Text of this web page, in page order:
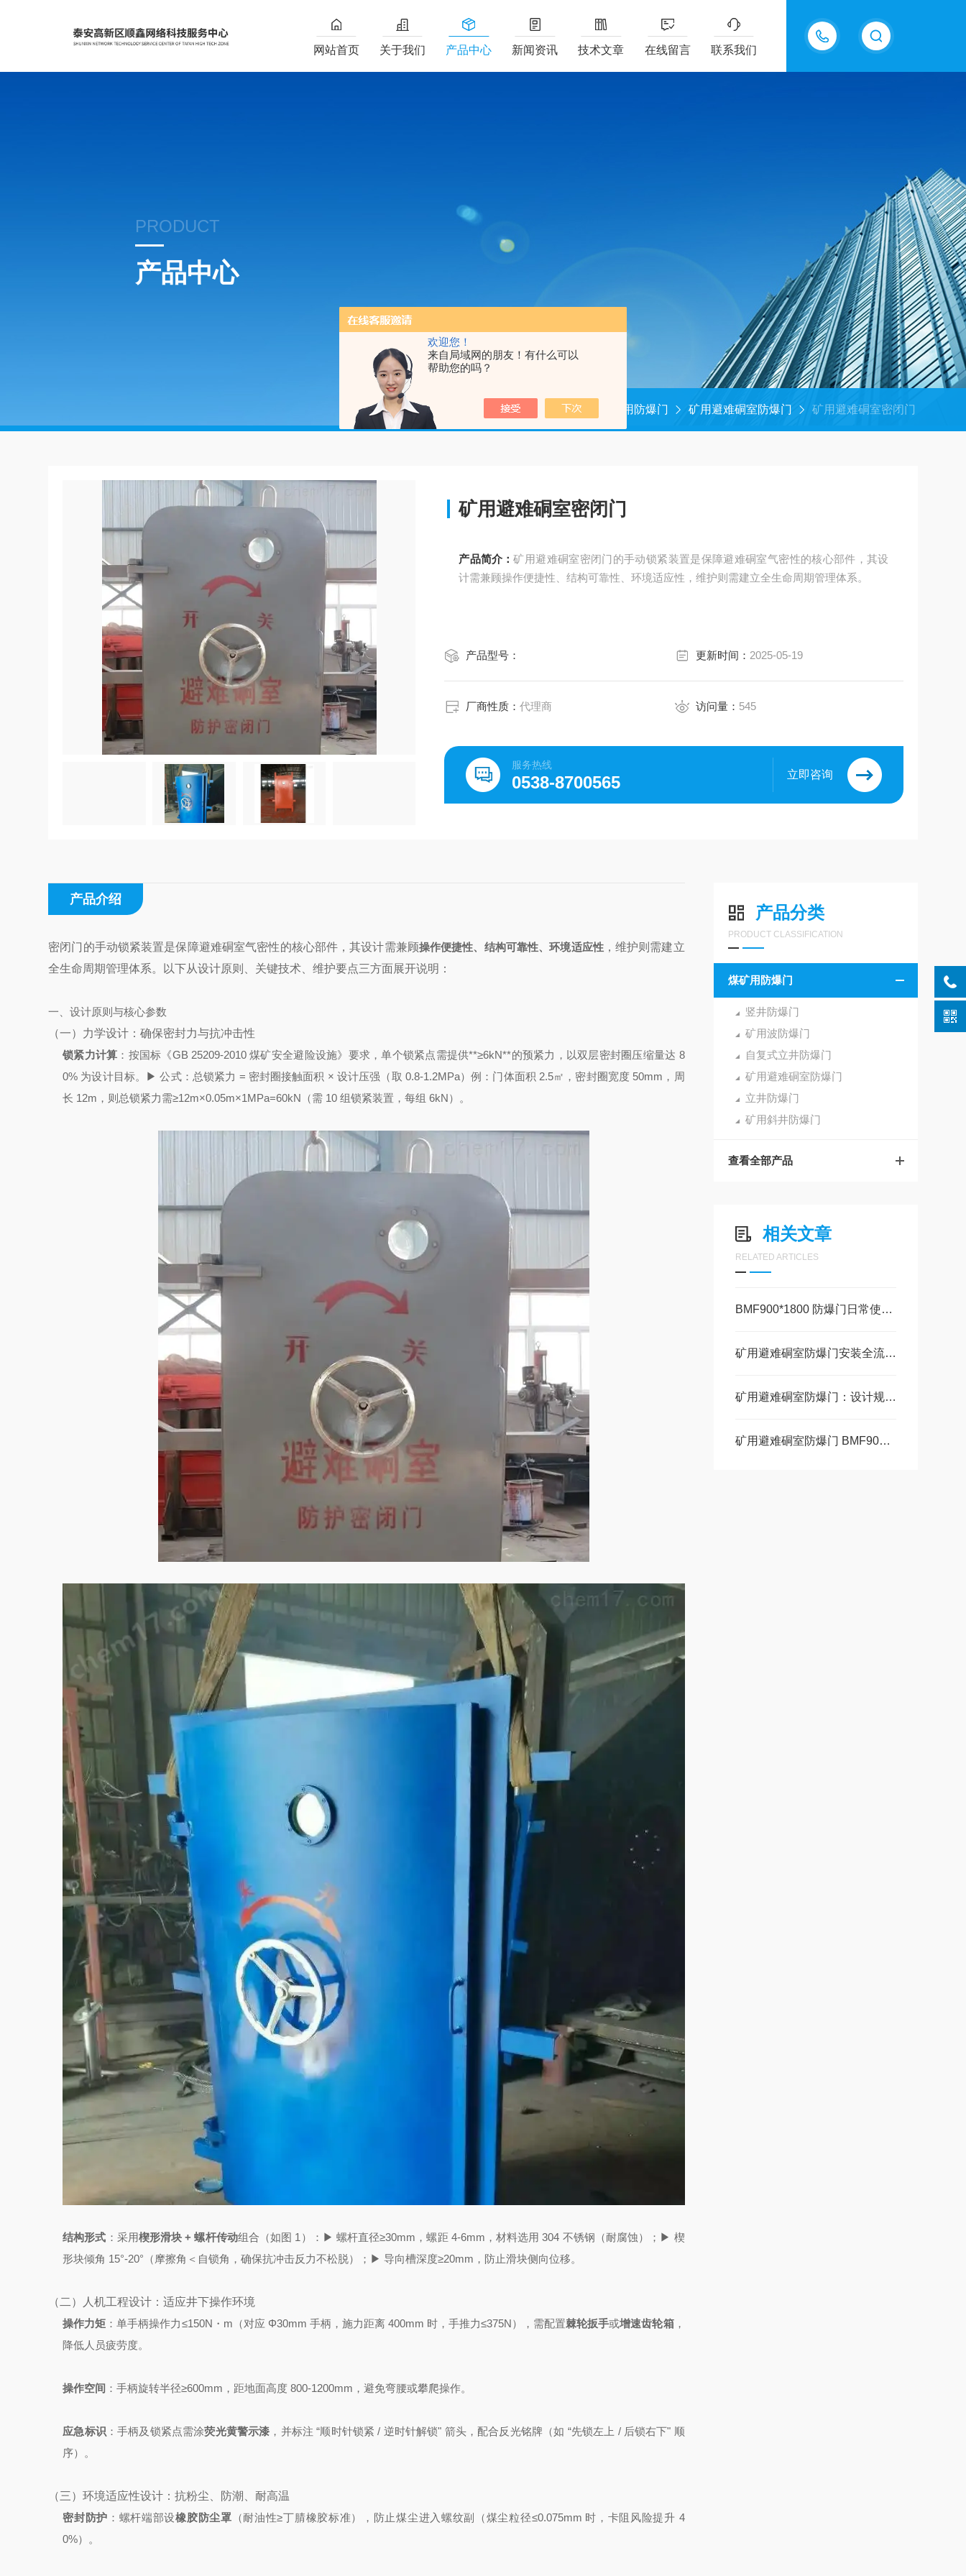
欢迎您！
来自局域网的朋友！有什么可以
帮助您的吗？
18605483306
网站首页 关于我们 产品中心 新闻资讯 技术文章 在线留言 联系我们
PRODUCT
产品中心
首页 产品中心 煤矿用防爆门 矿用避难硐室防爆门 矿用避难硐室密闭门
矿用避难硐室密闭门
产品简介：矿用避难硐室密闭门的手动锁紧装置是保障避难硐室气密性的核心部件，其设
计需兼顾操作便捷性、结构可靠性、环境适应性，维护则需建立全生命周期管理体系。
产品型号： 更新时间： 2025-05-19
厂商性质：代理商 访问量： 545
服务热线
0538-8700565 立即咨询
产品分类
PRODUCT CLASSIFICATION
煤矿用防爆门
竖井防爆门
矿用波防爆门
自复式立井防爆门
矿用避难硐室防爆门
立井防爆门
矿用斜井防爆门
查看全部产品
相关文章
RELATED ARTICLES
BMF900*1800 防爆门日常使用规范和维护
矿用避难硐室防爆门安装全流程指南
矿用避难硐室防爆门：设计规范与标准的深度解读
矿用避难硐室防爆门 BMF900*1800结构揭秘
产品介绍
密闭门的手动锁紧装置是保障避难硐室气密性的核心部件，其设计需兼顾操作便捷性、结构可靠性、环境适应性，维护则需建立
全生命周期管理体系。以下从设计原则、关键技术、维护要点三方面展开说明：
一、设计原则与核心参数
（一）力学设计：确保密封力与抗冲击性
锁紧力计算 ： 按国标《GB 25209-2010 煤矿安全避险设施》要求，单个锁紧点需提供**≥6kN**的预紧力，以双层密封圈压缩量达 8
0% 为设计目标。
▶ 公式：总锁紧力 = 密封圈接触面积 × 设计压强（取 0.8-1.2MPa）例：门体面积 2.5㎡，密封圈宽度 50mm，周
长 12m，则总锁紧力需≥12m×0.05m×1MPa=60kN（需 10 组锁紧装置，每组 6kN）。
结构形式 ： 采用楔形滑块 + 螺杆传动组合（如图 1）： ▶ 螺杆直径≥30mm，螺距 4-6mm，材料选用 304 不锈钢（耐腐蚀）； ▶ 楔
形块倾角 15°-20°（摩擦角＜自锁角，确保抗冲击反力不松脱）； ▶ 导向槽深度≥20mm，防止滑块侧向位移。
（二）人机工程设计：适应井下操作环境
操作力矩 ：单手柄操作力≤150N・m（对应 Φ30mm 手柄，施力距离 400mm 时，手推力≤375N），需配置棘轮扳手或增速齿轮箱，
降低人员疲劳度。
操作空间 ：手柄旋转半径≥600mm，距地面高度 800-1200mm，避免弯腰或攀爬操作。
应急标识 ：手柄及锁紧点需涂荧光黄警示漆 ，并标注 “顺时针锁紧 / 逆时针解锁" 箭头，配合反光铭牌（如 “先锁左上 / 后锁右下" 顺
序）。
（三）环境适应性设计：抗粉尘、防潮、耐高温
密封防护 ： 螺杆端部设橡胶防尘罩 （耐油性≥丁腈橡胶标准），防止煤尘进入螺纹副（煤尘粒径≤0.075mm 时，卡阻风险提升 4
0%）。